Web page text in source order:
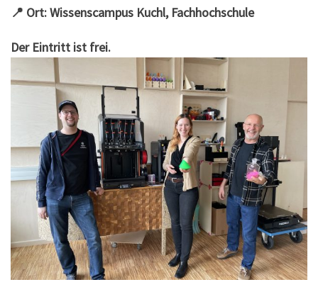
📍 Ort: Wissenscampus Kuchl, Fachhochschule
Der Eintritt ist frei.